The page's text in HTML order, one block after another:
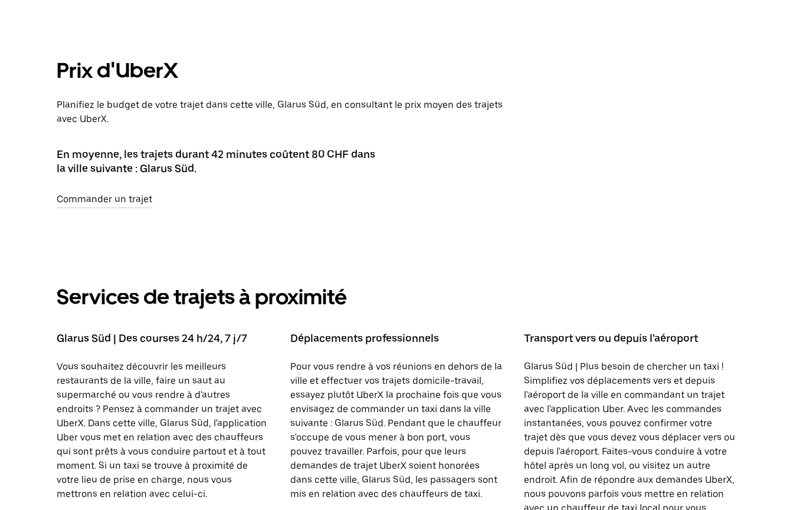
Prix d'UberX
Planifiez le budget de votre trajet dans cette ville, Glarus Süd, en consultant le prix moyen des trajets
avec UberX.
En moyenne, les trajets durant 42 minutes coûtent 80 CHF dans
la ville suivante : Glarus Süd.
Commander un trajet
Services de trajets à proximité
Glarus Süd | Des courses 24 h/24, 7 j/7
Vous souhaitez découvrir les meilleurs
restaurants de la ville, faire un saut au
supermarché ou vous rendre à d'autres
endroits ? Pensez à commander un trajet avec
UberX. Dans cette ville, Glarus Süd, l'application
Uber vous met en relation avec des chauffeurs
qui sont prêts à vous conduire partout et à tout
moment. Si un taxi se trouve à proximité de
votre lieu de prise en charge, nous vous
mettrons en relation avec celui-ci.
Déplacements professionnels
Pour vous rendre à vos réunions en dehors de la
ville et effectuer vos trajets domicile-travail,
essayez plutôt UberX la prochaine fois que vous
envisagez de commander un taxi dans la ville
suivante : Glarus Süd. Pendant que le chauffeur
s'occupe de vous mener à bon port, vous
pouvez travailler. Parfois, pour que leurs
demandes de trajet UberX soient honorées
dans cette ville, Glarus Süd, les passagers sont
mis en relation avec des chauffeurs de taxi.
Transport vers ou depuis l'aéroport
Glarus Süd | Plus besoin de chercher un taxi !
Simplifiez vos déplacements vers et depuis
l'aéroport de la ville en commandant un trajet
avec l'application Uber. Avec les commandes
instantanées, vous pouvez confirmer votre
trajet dès que vous devez vous déplacer vers ou
depuis l'aéroport. Faites-vous conduire à votre
hôtel après un long vol, ou visitez un autre
endroit. Afin de répondre aux demandes UberX,
nous pouvons parfois vous mettre en relation
avec un chauffeur de taxi local pour vous